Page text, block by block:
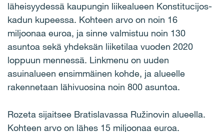
läheisyydessä kaupungin liikealueen Konstitucijos-
kadun kupeessa. Kohteen arvo on noin 16
miljoonaa euroa, ja sinne valmistuu noin 130
asuntoa sekä yhdeksän liiketilaa vuoden 2020
loppuun mennessä. Linkmenu on uuden
asuinalueen ensimmäinen kohde, ja alueelle
rakennetaan lähivuosina noin 800 asuntoa.
Rozeta sijaitsee Bratislavassa Ružinovin alueella.
Kohteen arvo on lähes 15 miljoonaa euroa.